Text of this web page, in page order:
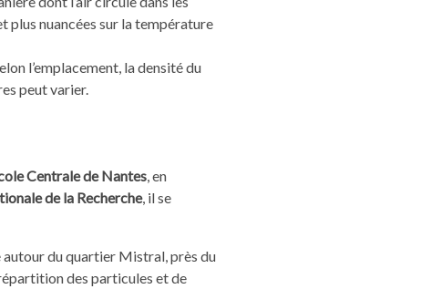
plus nuancées sur la température
l’emplacement, la densité du
peut varier.
Centrale de Nantes, en
de la Recherche, il se
autour du quartier Mistral, près du
des particules et de